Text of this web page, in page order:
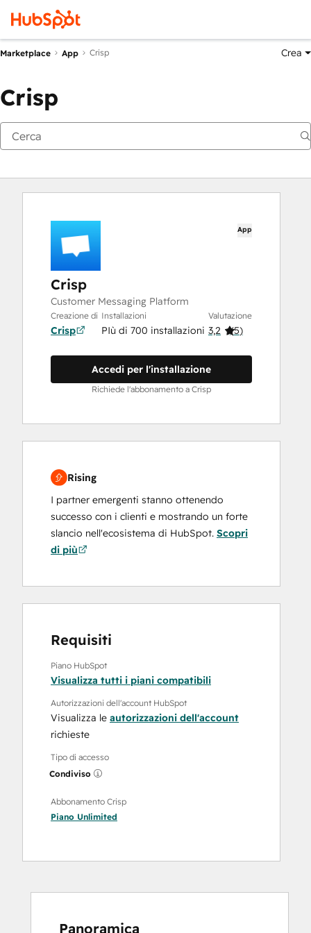
Marketplace App Crisp Crea
Crisp
App
Crisp
Customer Messaging Platform
Creazione di
Crisp
Installazioni
PIù di 700 installazioni
Valutazione
3,2 (5)
Accedi per l'installazione
Richiede l'abbonamento a Crisp
Rising
I partner emergenti stanno ottenendo
successo con i clienti e mostrando un forte
slancio nell'ecosistema di HubSpot. Scopri
di più
Requisiti
Piano HubSpot
Visualizza tutti i piani compatibili
Autorizzazioni dell'account HubSpot
Visualizza le autorizzazioni dell'account
richieste
Tipo di accesso
Condiviso
Abbonamento Crisp
Piano Unlimited
Panoramica